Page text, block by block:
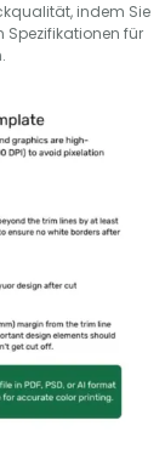
indem Sie
für